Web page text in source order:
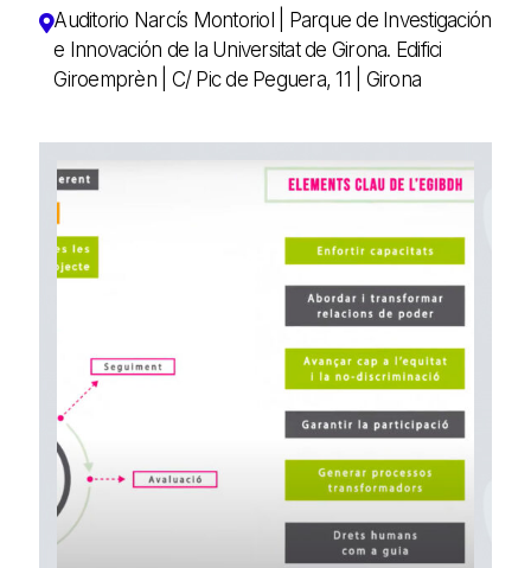
Auditorio Narcís Montoriol | Parque de Investigación
e Innovación de la Universitat de Girona. Edifici
Giroemprèn | C/ Pic de Peguera, 11 | Girona